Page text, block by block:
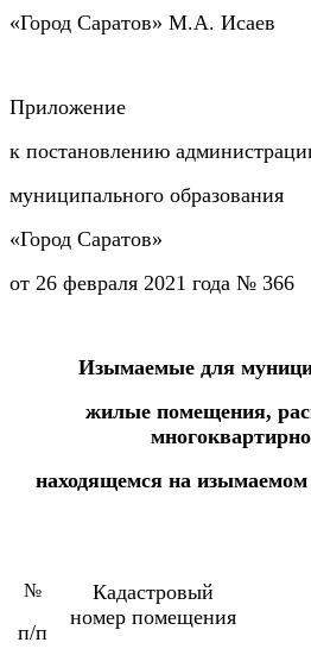
«Город Саратов» М.А. Исаев
Приложение
к постановлению
муниципального образования
«Город Саратов»
от 26 февраля 2021 года № 366
Изымаемые для
жилые помещения,
находящемся на изымаемом
№
п/п
Кадастровый
номер помещения